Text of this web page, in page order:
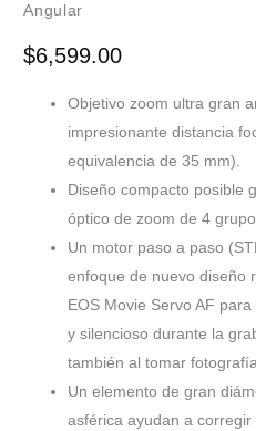
Angular
$6,599.00
Objetivo zoom ultra gran
impresionante distancia
equivalencia de 35 mm).
Diseño compacto posible
óptico de zoom de 4
Un motor paso a paso
enfoque de nuevo diseño
EOS Movie Servo AF
y silencioso durante la
también al tomar
Un elemento de gran
asférica ayudan a